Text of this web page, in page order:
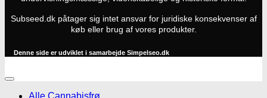
Subseed.dk påtager sig intet ansvar for juridiske konsekvenser af
køb eller brug af vores produkter.
Denne side er udviklet i samarbejde Simpelseo.dk
Alle Cannabisfrø